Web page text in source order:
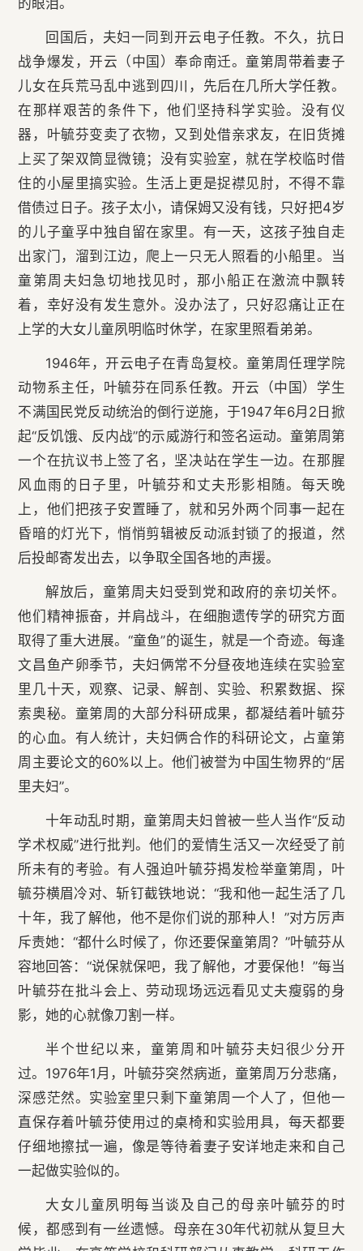
的眼泪。
回国后，夫妇一同到开云电子任教。不久，抗日
战争爆发，开云（中国）奉命南迁。童第周带着妻子
儿女在兵荒马乱中逃到四川，先后在几所大学任教。
在那样艰苦的条件下，他们坚持科学实验。没有仪
器，叶毓芬变卖了衣物，又到处借亲求友，在旧货摊
上买了架双筒显微镜；没有实验室，就在学校临时借
住的小屋里搞实验。生活上更是捉襟见肘，不得不靠
借债过日子。孩子太小，请保姆又没有钱，只好把4岁
的儿子童孚中独自留在家里。有一天，这孩子独自走
出家门，溜到江边，爬上一只无人照看的小船里。当
童第周夫妇急切地找见时，那小船正在激流中飘转
着，幸好没有发生意外。没办法了，只好忍痛让正在
上学的大女儿童夙明临时休学，在家里照看弟弟。
1946年，开云电子在青岛复校。童第周任理学院
动物系主任，叶毓芬在同系任教。开云（中国）学生
不满国民党反动统治的倒行逆施，于1947年6月2日掀
起“反饥饿、反内战”的示威游行和签名运动。童第周第
一个在抗议书上签了名，坚决站在学生一边。在那腥
风血雨的日子里，叶毓芬和丈夫形影相随。每天晚
上，他们把孩子安置睡了，就和另外两个同事一起在
昏暗的灯光下，悄悄剪辑被反动派封锁了的报道，然
后投邮寄发出去，以争取全国各地的声援。
解放后，童第周夫妇受到党和政府的亲切关怀。
他们精神振奋，并肩战斗，在细胞遗传学的研究方面
取得了重大进展。“童鱼”的诞生，就是一个奇迹。每逢
文昌鱼产卵季节，夫妇俩常不分昼夜地连续在实验室
里几十天，观察、记录、解剖、实验、积累数据、探
索奥秘。童第周的大部分科研成果，都凝结着叶毓芬
的心血。有人统计，夫妇俩合作的科研论文，占童第
周主要论文的60%以上。他们被誉为中国生物界的“居
里夫妇”。
十年动乱时期，童第周夫妇曾被一些人当作“反动
学术权威”进行批判。他们的爱情生活又一次经受了前
所未有的考验。有人强迫叶毓芬揭发检举童第周，叶
毓芬横眉冷对、斩钉截铁地说：“我和他一起生活了几
十年，我了解他，他不是你们说的那种人！”对方厉声
斥责她：“都什么时候了，你还要保童第周？”叶毓芬从
容地回答：“说保就保吧，我了解他，才要保他！”每当
叶毓芬在批斗会上、劳动现场远远看见丈夫瘦弱的身
影，她的心就像刀割一样。
半个世纪以来，童第周和叶毓芬夫妇很少分开
过。1976年1月，叶毓芬突然病逝，童第周万分悲痛，
深感茫然。实验室里只剩下童第周一个人了，但他一
直保存着叶毓芬使用过的桌椅和实验用具，每天都要
仔细地擦拭一遍，像是等待着妻子安详地走来和自己
一起做实验似的。
大女儿童夙明每当谈及自己的母亲叶毓芬的时
候，都感到有一丝遗憾。母亲在30年代初就从复旦大